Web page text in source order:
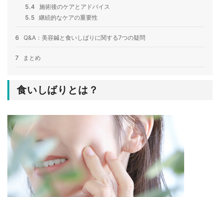
5.4
施術後のケアとアドバイス
5.5 継続的なケアの重要性
6 Q&A：美容鍼と食いしばりに関する7つの疑問
7 まとめ
食いしばりとは？